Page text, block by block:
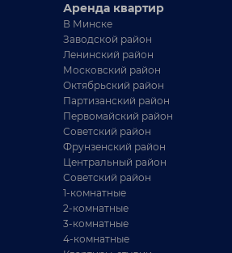
Аренда квартир
В Минске
Заводской район
Ленинский район
Московский район
Октябрьский район
Партизанский район
Первомайский район
Советский район
Фрунзенский район
Центральный район
Советский район
1-комнатные
2-комнатные
3-комнатные
4-комнатные